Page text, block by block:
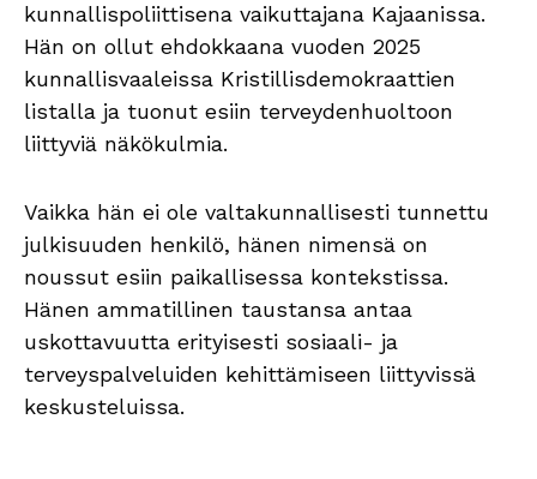
kunnallispoliittisena vaikuttajana Kajaanissa.
Hän on ollut ehdokkaana vuoden 2025
kunnallisvaaleissa Kristillisdemokraattien
listalla ja tuonut esiin terveydenhuoltoon
liittyviä näkökulmia.
Vaikka hän ei ole valtakunnallisesti tunnettu
julkisuuden henkilö, hänen nimensä on
noussut esiin paikallisessa kontekstissa.
Hänen ammatillinen taustansa antaa
uskottavuutta erityisesti sosiaali- ja
terveyspalveluiden kehittämiseen liittyvissä
keskusteluissa.